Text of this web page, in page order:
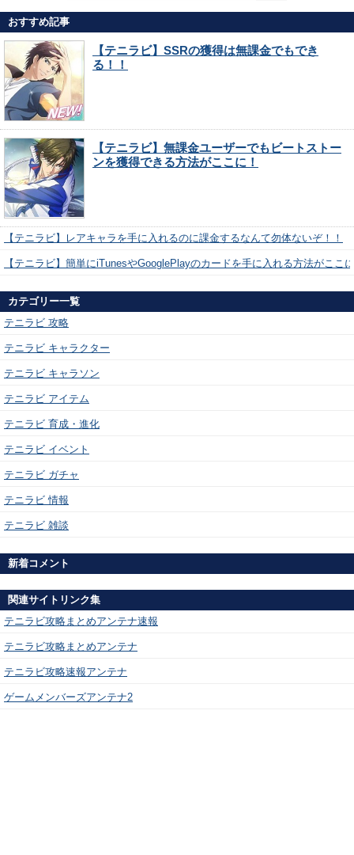
おすすめ記事
【テニラビ】SSRの獲得は無課金でもでき
る！！
【テニラビ】無課金ユーザーでもビートストー
ンを獲得できる方法がここに！
【テニラビ】レアキャラを手に入れるのに課金するなんて勿体ないぞ！！
【テニラビ】簡単にiTunesやGooglePlayのカードを手に入れる方法がここ
カテゴリー一覧
テニラビ 攻略
テニラビ キャラクター
テニラビ キャラソン
テニラビ アイテム
テニラビ 育成・進化
テニラビ イベント
テニラビ ガチャ
テニラビ 情報
テニラビ 雑談
新着コメント
関連サイトリンク集
テニラビ攻略まとめアンテナ速報
テニラビ攻略まとめアンテナ
テニラビ攻略速報アンテナ
ゲームメンバーズアンテナ2